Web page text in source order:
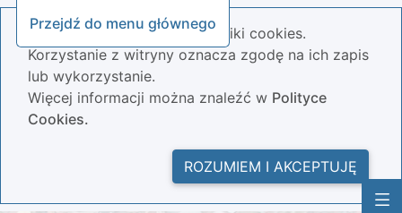
Przejdź do menu głównego
Nasza strona wykorzystuje pliki cookies.
Korzystanie z witryny oznacza zgodę na ich zapis
lub wykorzystanie.
Więcej informacji można znaleźć w Polityce
Cookies.
ROZUMIEM I AKCEPTUJĘ